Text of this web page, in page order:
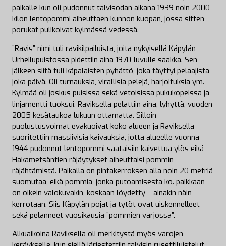
paikalle kun oli pudonnut talvisodan aikana 1939 noin 2000
kilon lentopommi aiheuttaen kunnon kuopan, jossa sitten
porukat pulikoivat kylmässä vedessä.
”Ravis” nimi tuli ravikilpailuista, joita nykyisellä Käpylän
Urheilupuistossa pidettiin aina 1970-luvulle saakka. Sen
jälkeen siitä tuli käpalaisten pyhättö, joka täyttyi pelaajista
joka päivä. Oli turnauksia, virallisia pelejä, harjoituksia ym.
Kylmää oli joskus puisissa sekä vetoisissa pukukopeissa ja
linjamentti tuoksui. Raviksella pelattiin aina, lyhyttä, vuoden
2005 kesätaukoa lukuun ottamatta. Silloin
puolustusvoimat evakuoivat koko alueen ja Raviksella
suoritettiin massiivisia kaivauksia, jotta alueelle vuonna
1944 pudonnut lentopommi saataisiin kaivettua ylös eikä
Hakametsäntien räjäytykset aiheuttaisi pommin
räjähtämistä. Paikalla on pintakerroksen alla noin 20 metriä
suomutaa, eikä pommia, jonka putoamisesta ko. paikkaan
on oikein valokuvakin, koskaan löydetty –­ ainakin näin
kerrotaan. Siis Käpylän pojat ja tytöt ovat uiskennelleet
sekä pelanneet vuosikausia ”pommien varjossa”.
Alkuaikoina Raviksella oli merkitystä myös varojen